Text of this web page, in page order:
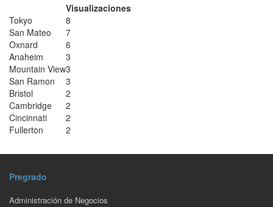
Visualizaciones
Tokyo
8
San Mateo
7
Oxnard
6
Anaheim
3
Mountain View3
San Ramon
3
Bristol
2
Cambridge
2
Cincinnati
2
Fullerton
2
Pregrado
Administración de Negocios